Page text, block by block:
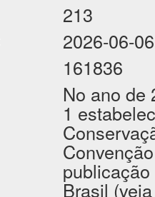
213
2026-06-06
161836
No ano de
1
Brasil